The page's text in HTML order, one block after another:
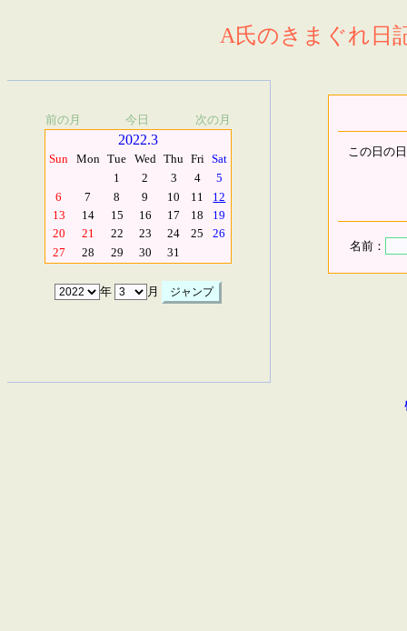
A氏のきまぐれ日
前の月 今日 次の月
2022.3
Sun Mon Tue Wed Thu Fri Sat
1
2 3 4
5
6
7 8 9 10 11
12
13
14 15 16 17 18
19
20
21 22 23 24 25
26
27
28 29 30 31
年 月
この日の
名前：